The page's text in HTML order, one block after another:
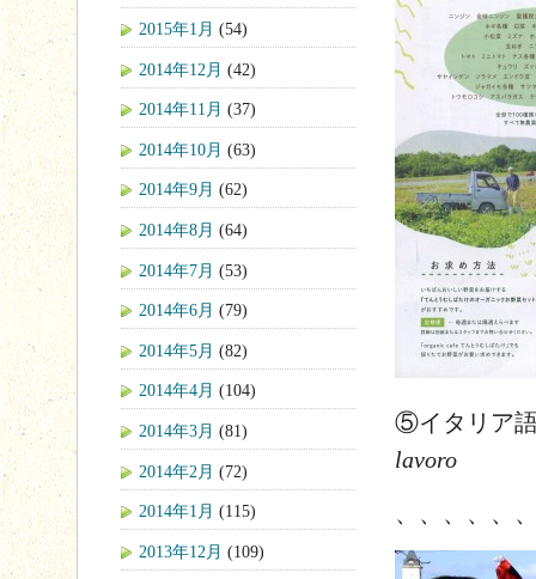
⑤イタリ
lavoro
、、、、、
2015年1月 (54)
2014年12月 (42)
2014年11月 (37)
2014年10月 (63)
2014年9月 (62)
2014年8月 (64)
2014年7月 (53)
2014年6月 (79)
2014年5月 (82)
2014年4月 (104)
2014年3月 (81)
2014年2月 (72)
2014年1月 (115)
2013年12月 (109)